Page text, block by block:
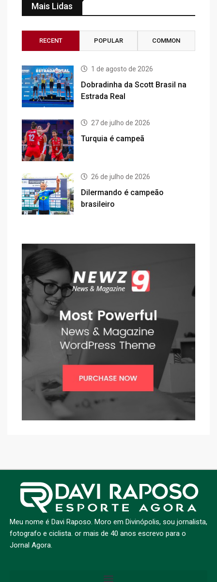
Mais Lidas
RECENT POPULAR COMMON
1 de agosto de 2026
Dobradinha da Scott Brasil na
Estrada Real
27 de julho de 2026
Turquia é campeã
26 de julho de 2026
Dilermando é campeão
brasileiro
Meu nome é Davi Raposo. Moro em Divinópolis, sou jornalista,
fotografo e ciclista. or mais de 40 anos escrevo para o
Jornal Agora.